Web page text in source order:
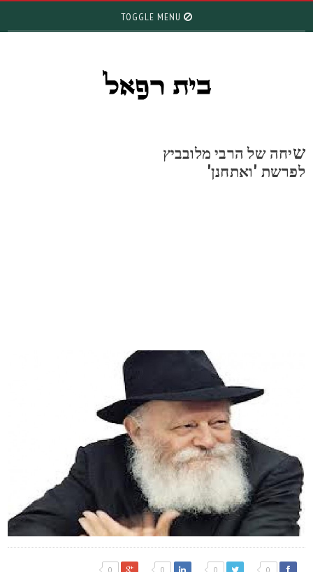
TOGGLE MENU
יחה של הרבי מלובביץ
'ואתחנן'